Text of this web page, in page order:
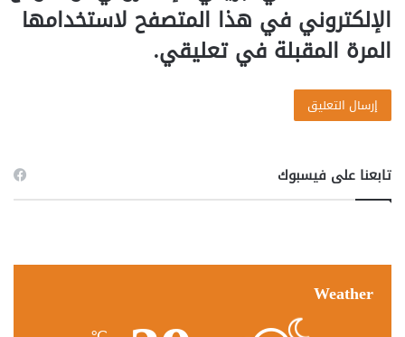
الإلكتروني في هذا المتصفح لاستخدامها
المرة المقبلة في تعليقي.
تابعنا على فيسبوك
Weather